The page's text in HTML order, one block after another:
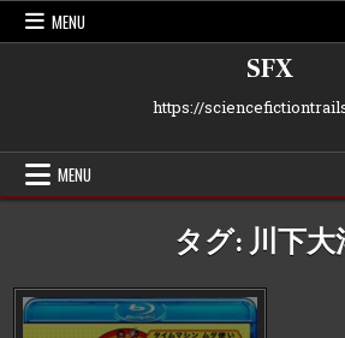
Skip
MENU
SFX
https://
MENU
タグ:川下大